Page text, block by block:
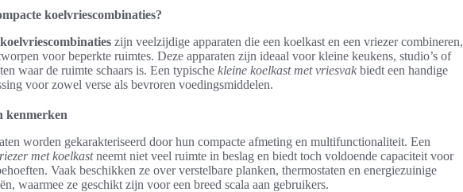
koelvriescombinaties?
zijn veelzijdige apparaten die een koelkast en een vriezer combineren,
voor beperkte ruimtes. Deze apparaten zijn ideaal voor kleine keukens, studio’s of
waar de ruimte schaars is. Een typische kleine koelkast met vriesvak biedt een handige
voor zowel verse als bevroren voedingsmiddelen.
kenmerken
worden gekarakteriseerd door hun compacte afmeting en multifunctionaliteit. Een
met koelkastneemt niet veel ruimte in beslag en biedt toch voldoende capaciteit voor
Vaak beschikken ze over verstelbare planken, thermostaten en energiezuinige
waarmee ze geschikt zijn voor een breed scala aan gebruikers.